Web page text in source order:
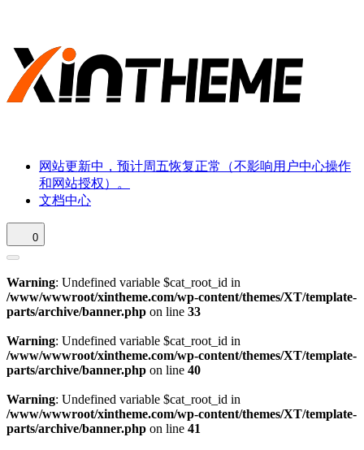
网站更新中，预计周五恢复正常（不影响用户中心操作
和网站授权）。
文档中心
0
Warning: Undefined variable $cat_root_id in
/www/wwwroot/xintheme.com/wp-content/themes/XT/template-
parts/archive/banner.php on line 33
Warning: Undefined variable $cat_root_id in
/www/wwwroot/xintheme.com/wp-content/themes/XT/template-
parts/archive/banner.php on line 40
Warning: Undefined variable $cat_root_id in
/www/wwwroot/xintheme.com/wp-content/themes/XT/template-
parts/archive/banner.php on line 41